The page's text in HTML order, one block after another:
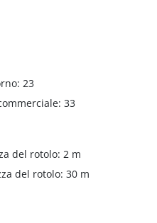
23
33
del rotolo: 2 m
del rotolo: 30 m